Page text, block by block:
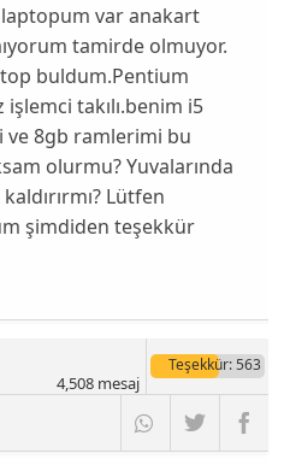
var anakart
tamirde olmuyor.
buldum.Pentium
takılı.benim i5
ve 8gb ramlerimi bu
olurmu? Yuvalarında
Lütfen
şimdiden teşekkür
Teşekkür: 563
4,508mesaj